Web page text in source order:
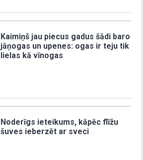
Kaimiņš jau piecus gadus šādi baro
jāņogas un upenes: ogas ir teju tik
lielas kā vīnogas
Noderīgs ieteikums, kāpēc flīžu
šuves ieberzēt ar sveci